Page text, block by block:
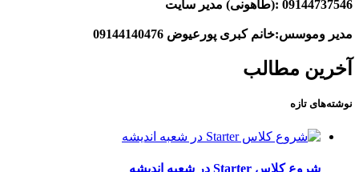
09144737546 :(طاهونی) مدیر سایت
مدیر وموسس:خانم کبری پورعیوض 09144140476
آخرین مطالب
نوشته‌های تازه
شروع کلاس Starter در شعبه اندیشه